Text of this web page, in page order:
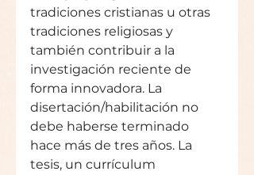
tradiciones cristianas u otras
tradiciones religiosas y
también contribuir a la
investigación reciente de
forma innovadora. La
disertación/habilitación no
debe haberse terminado
hace más de tres años. La
tesis, un currículum